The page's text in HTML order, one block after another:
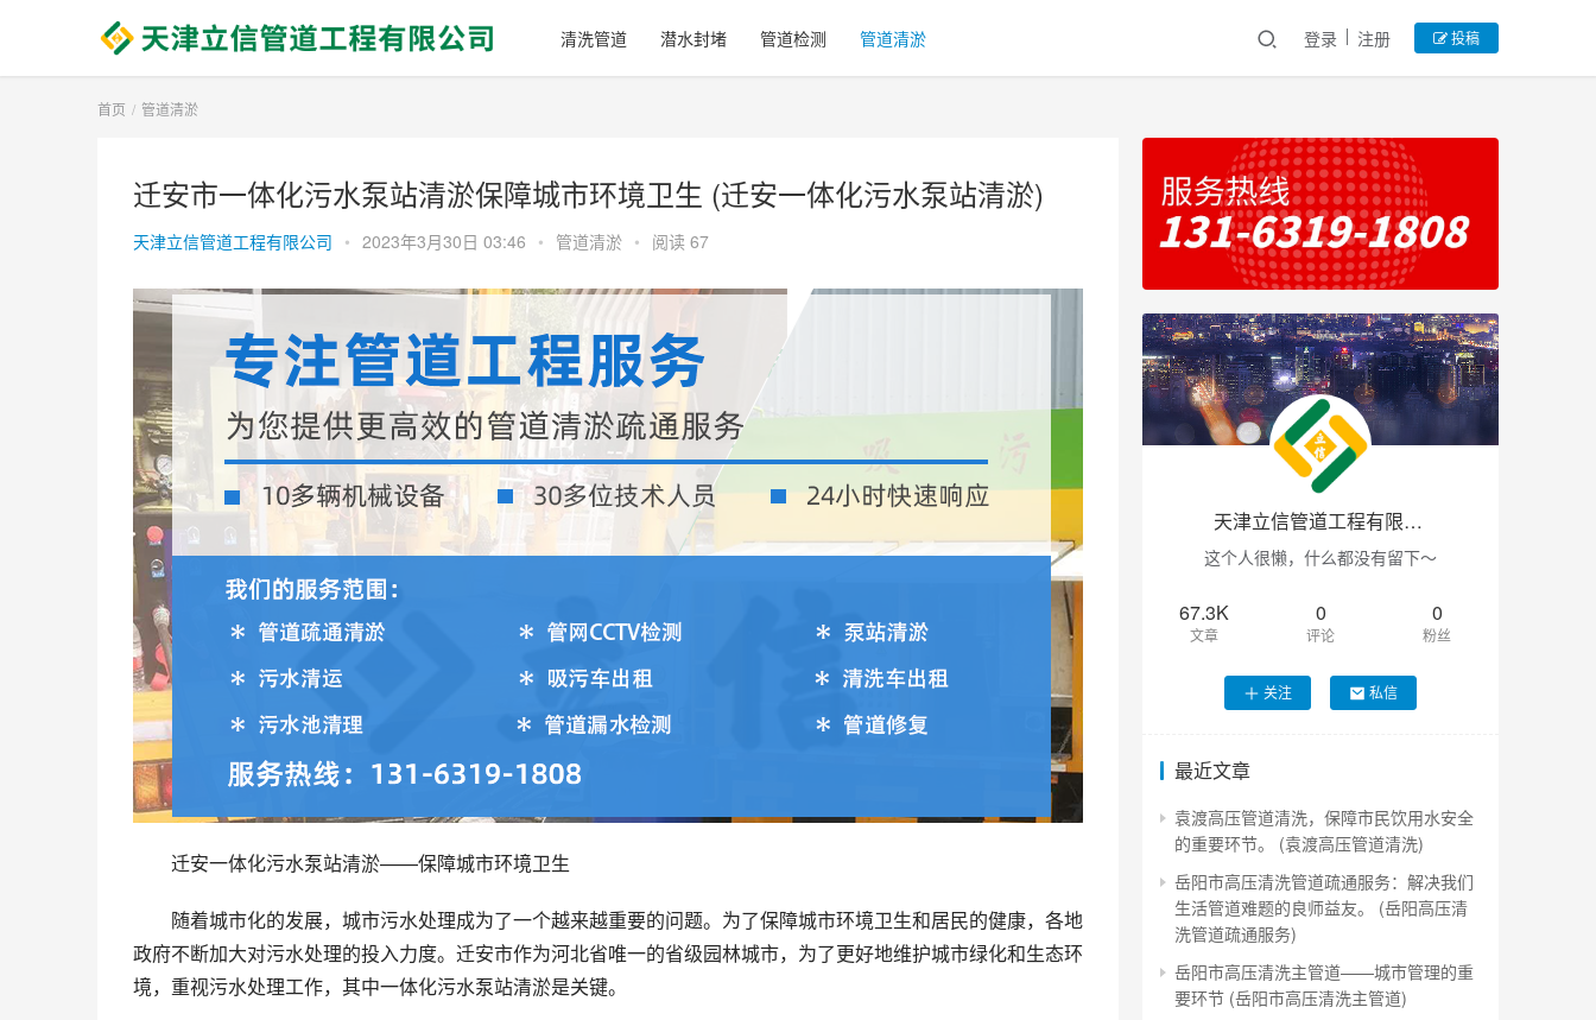
清洗管道 潜水封堵 管道检测 管道清淤 登录 注册 投稿
首页 管道清淤
迁安市一体化污水泵站清淤保障城市环境卫生 (迁安一体化污水泵站清淤)
天津立信管道工程有限公司 • 2023年3月30日 03:46 • 管道清淤 • 阅读 67
迁安一体化污水泵站清淤——保障城市环境卫生
随着城市化的发展，城市污水处理成为了一个越来越重要的问题。为了保障城市环境卫生和居民的健康，各地
政府不断加大对污水处理的投入力度。迁安市作为河北省唯一的省级园林城市，为了更好地维护城市绿化和生态环
境，重视污水处理工作，其中一体化污水泵站清淤是关键。
天津立信管道工程有限公司
这个人很懒，什么都没有留下～
67.3K
文章
0
评论
0
粉丝
关注 私信
最近文章
袁渡高压管道清洗，保障市民饮用水安全
的重要环节。 (袁渡高压管道清洗)
岳阳市高压清洗管道疏通服务：解决我们
生活管道难题的良师益友。 (岳阳高压清
洗管道疏通服务)
岳阳市高压清洗主管道——城市管理的重
要环节 (岳阳市高压清洗主管道)